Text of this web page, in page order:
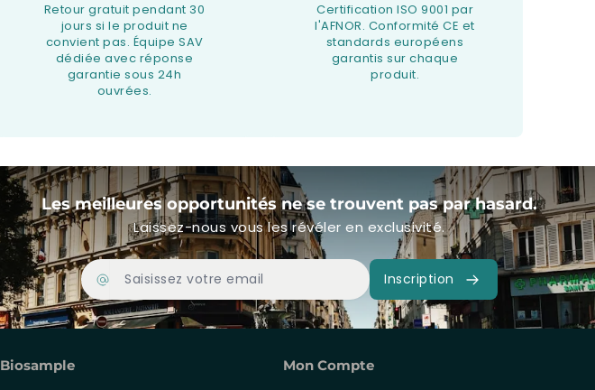
Retour gratuit pendant 30
jours si le produit ne
convient pas. Équipe SAV
dédiée avec réponse
garantie sous 24h
ouvrées.
Certification ISO 9001 par
l'AFNOR. Conformité CE et
standards européens
garantis sur chaque
produit.
Les meilleures opportunités ne se trouvent pas par hasard.
Laissez-nous vous les révéler en exclusivité.
Adresse Email
Inscription
Biosample Mon Compte